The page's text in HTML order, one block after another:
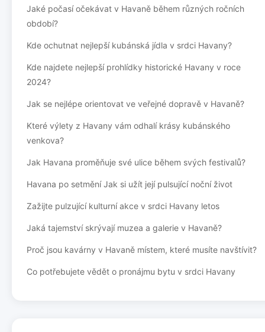
Jaké počasí očekávat v Havaně během různých ročních
období?
Kde ochutnat nejlepší kubánská jídla v srdci Havany?
Kde najdete nejlepší prohlídky historické Havany v roce
2024?
Jak se nejlépe orientovat ve veřejné dopravě v Havaně?
Které výlety z Havany vám odhalí krásy kubánského
venkova?
Jak Havana proměňuje své ulice během svých festivalů?
Havana po setmění Jak si užít její pulsující noční život
Zažijte pulzující kulturní akce v srdci Havany letos
Jaká tajemství skrývají muzea a galerie v Havaně?
Proč jsou kavárny v Havaně místem, které musíte navštívit?
Co potřebujete vědět o pronájmu bytu v srdci Havany